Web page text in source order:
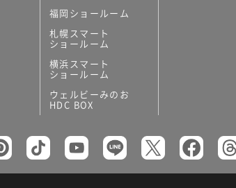
福岡ショールーム
札幌スマート
ショールーム
横浜スマート
ショールーム
ウェルビーみのお
HDC BOX